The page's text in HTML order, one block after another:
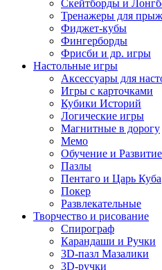
Скейтборды и
Тренажеры для
Фиджет-кубы
Фингерборды
Фрисби и др. игры
Настольные игры
Аксессуары для
Игры с карточками
Кубики Историй
Логические игры
Магнитные в дорогу
Мемо
Обучение и Развитие
Пазлы
Пентаго и Царь Куба
Покер
Развлекательные
Творчество и рисование
Спирограф
Карандаши и Ручки
3D-пазл Мазалики
3D-ручки